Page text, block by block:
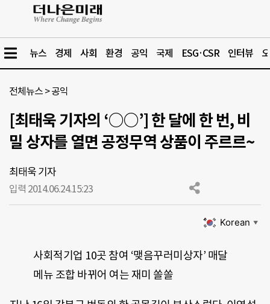
뉴스 경제 사회 환경 공익 국제 ESG·CSR 인터뷰
전체뉴스 >공익
[최태욱 기자의 ‘○○’] 한 달에 한 번, 비
밀 상자를 열면 공정무역 상품이 주르르~
최태욱 기자
입력 2014.06.24.15:23
Korean ▼
사회적기업 10곳 참여 ‘맺음꾸러미상자’ 매달
메뉴 조합 바뀌어 여는 재미 쏠쏠